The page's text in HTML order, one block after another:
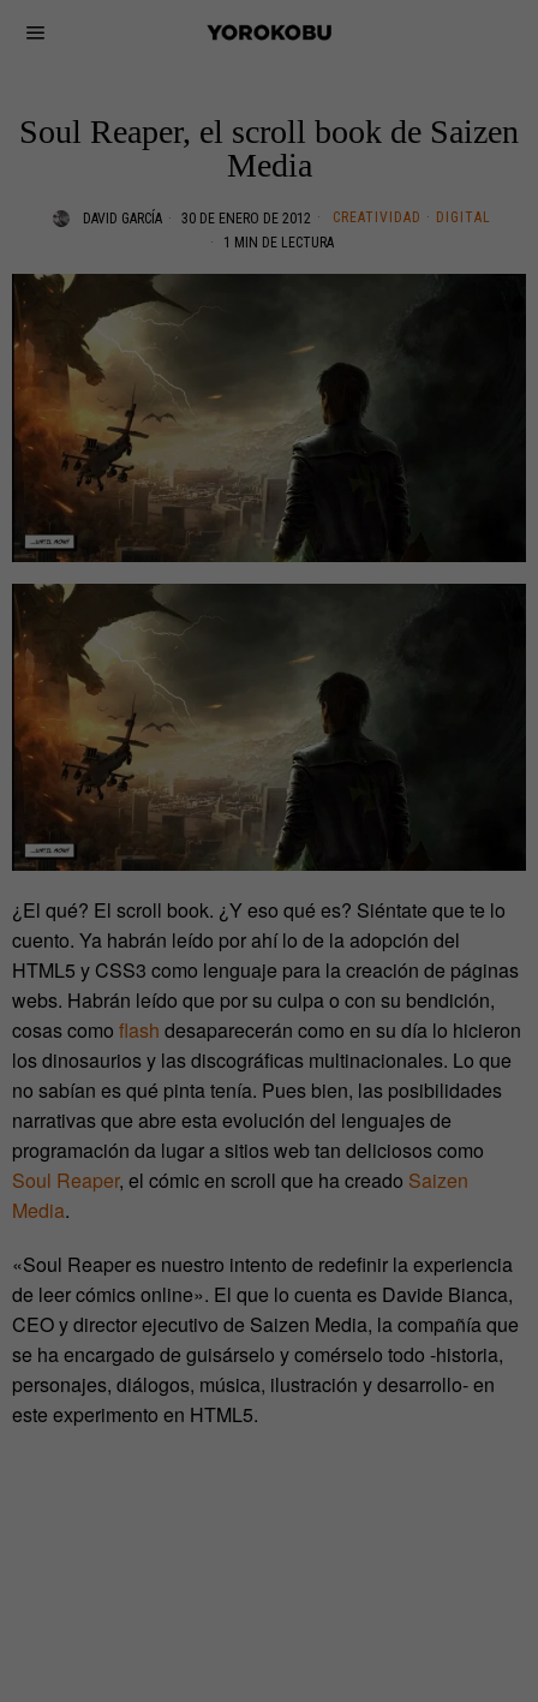
Soul Reaper, el scroll book de Saizen
Media
DAVID GARCÍA 30 DE ENERO DE 2012 CREATIVIDAD · DIGITAL
1 MIN DE LECTURA
¿El qué? El scroll book. ¿Y eso qué es? Siéntate que te lo
cuento. Ya habrán leído por ahí lo de la adopción del
HTML5 y CSS3 como lenguaje para la creación de páginas
webs. Habrán leído que por su culpa o con su bendición,
cosas como flash desaparecerán como en su día lo hicieron
los dinosaurios y las discográficas multinacionales. Lo que
no sabían es qué pinta tenía. Pues bien, las posibilidades
narrativas que abre esta evolución del lenguajes de
programación da lugar a sitios web tan deliciosos como
Soul Reaper, el cómic en scroll que ha creado Saizen
Media.
«Soul Reaper es nuestro intento de redefinir la experiencia
de leer cómics online». El que lo cuenta es Davide Bianca,
CEO y director ejecutivo de Saizen Media, la compañía que
se ha encargado de guisárselo y comérselo todo -historia,
personajes, diálogos, música, ilustración y desarrollo- en
este experimento en HTML5.